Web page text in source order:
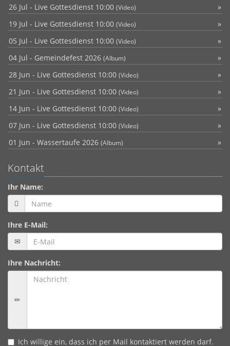
26 Jul - Live Gottesdienst 10:00 (Video)
19 Jul - Live Gottesdienst 10:00 (Video)
05 Jul - Live Gottesdienst 10:00 (Video)
04 Jul - Gemeindefest 2026 (Album)
28 Jun - Live Gottesdienst 10:00 (Video)
21 Jun - Live Gottesdienst 10:00 (Video)
14 Jun - Live Gottesdienst 10:00 (Video)
07 Jun - Live Gottesdienst 10:00 (Video)
01 Jun - Wassertaufe 2026 (Album)
Kontakt
Ihr Name:
Ihre E-Mail:
Ihre Nachricht:
Ich willige ein, dass ich per Mail kontaktiert werden darf.